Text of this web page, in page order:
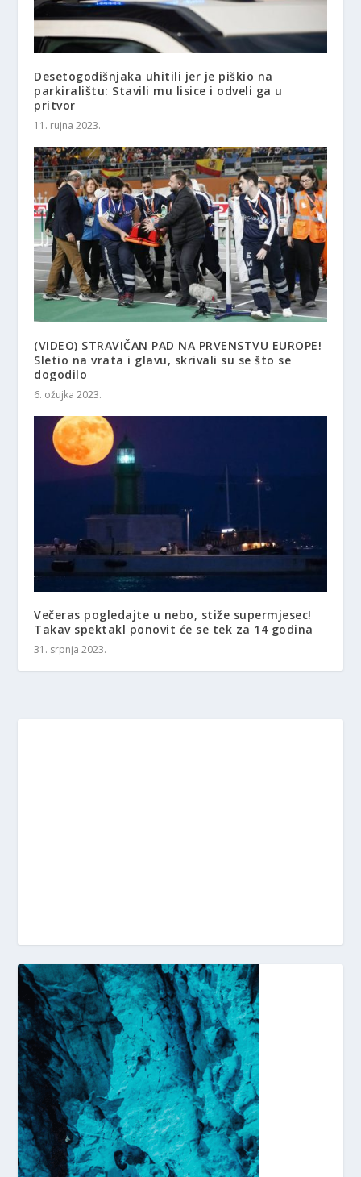
Desetogodišnjaka uhitili jer je piškio na
parkiralištu: Stavili mu lisice i odveli ga u
pritvor
11. rujna 2023.
(VIDEO) STRAVIČAN PAD NA PRVENSTVU EUROPE!
Sletio na vrata i glavu, skrivali su se što se
dogodilo
6. ožujka 2023.
Večeras pogledajte u nebo, stiže supermjesec!
Takav spektakl ponovit će se tek za 14 godina
31. srpnja 2023.